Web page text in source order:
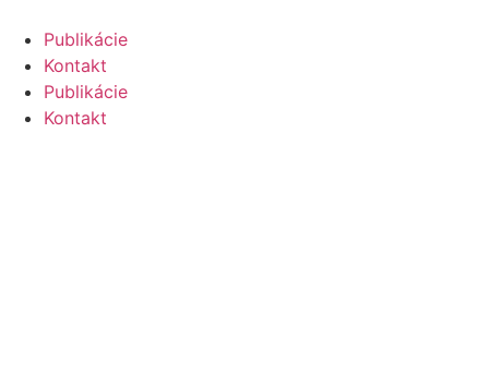
content
Publikácie
Kontakt
Publikácie
Kontakt